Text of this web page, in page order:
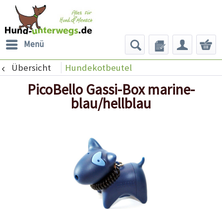
Menü
Übersicht Hundekotbeutel
PicoBello Gassi-Box marine-
blau/hellblau